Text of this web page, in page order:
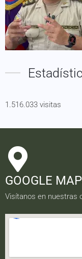
1.516.033 visitas
GOOGLE
Visítanos en nuestras